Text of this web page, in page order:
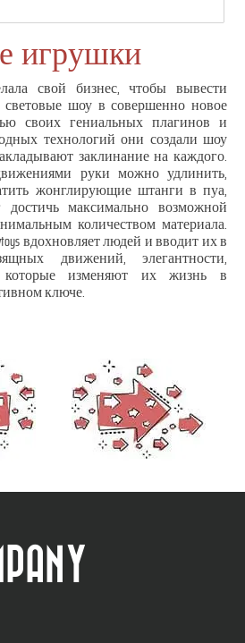
игрушки
свой бизнес, чтобы вывести
шоу в совершенно новое
своих гениальных плагинов и
технологий они создали шоу
заклинание на каждого.
руки можно удлинить,
жонглирующие штанги в пуа,
максимально возможной
количеством материала.
вдохновляет людей и вводит их в
движений, элегантности,
изменяют их жизнь в
ключе.